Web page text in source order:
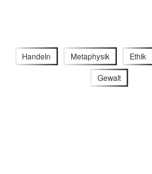
Handeln Metaphysik Ethik
Gewalt